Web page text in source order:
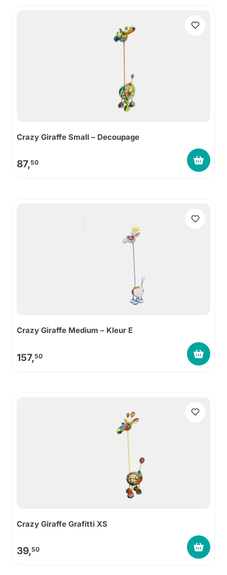
Crazy Giraffe Small – Decoupage
87,50
Crazy Giraffe Medium – Kleur E
157,50
Crazy Giraffe Grafitti XS
39,50